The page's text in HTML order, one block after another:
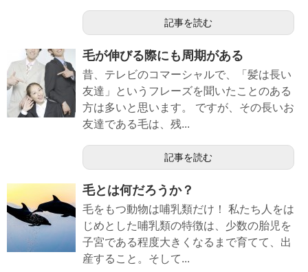
記事を読む
毛が伸びる際にも周期がある
昔、テレビのコマーシャルで、「髪は長い
友達」というフレーズを聞いたことのある
方は多いと思います。 ですが、その長いお
友達である毛は、残...
記事を読む
毛とは何だろうか？
毛をもつ動物は哺乳類だけ！ 私たち人をは
じめとした哺乳類の特徴は、少数の胎児を
子宮である程度大きくなるまで育てて、出
産すること。そして...